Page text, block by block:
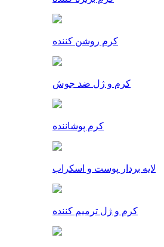
کرم روشن کننده
کرم و ژل ضد جوش
کرم پوشاننده
لایه بردار پوست و اسکراب
کرم و ژل ترمیم کننده